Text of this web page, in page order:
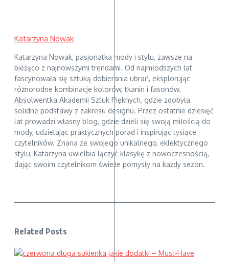
Katarzyna Nowak
Katarzyna Nowak, pasjonatka mody i stylu, zawsze na
bieżąco z najnowszymi trendami. Od najmłodszych lat
fascynowała się sztuką dobierania ubrań, eksplorując
różnorodne kombinacje kolorów, tkanin i fasonów.
Absolwentka Akademii Sztuk Pięknych, gdzie zdobyła
solidne podstawy z zakresu designu. Przez ostatnie dziesięć
lat prowadzi własny blog, gdzie dzieli się swoją miłością do
mody, udzielając praktycznych porad i inspirując tysiące
czytelników. Znana ze swojego unikalnego, eklektycznego
stylu, Katarzyna uwielbia łączyć klasykę z nowoczesnością,
dając swoim czytelnikom świeże pomysły na każdy sezon.
Related Posts